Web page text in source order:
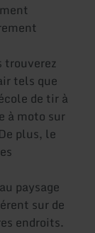
trouverez
tels que
de tir à
à moto sur
plus, le
paysage
sur de
endroits.